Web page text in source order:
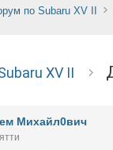
по Subaru XV II
XV II
Михайл0вич